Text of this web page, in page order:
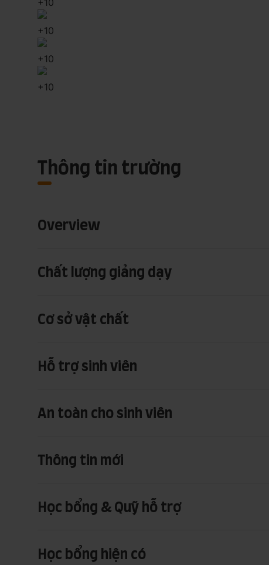
+10
+10
+10
Thông tin trường
Overview
Chất lượng giảng dạy
Cơ sở vật chất
Hỗ trợ sinh viên
An toàn cho sinh viên
Thông tin mới
Học bổng & Quỹ hỗ trợ
Học bổng hiện có